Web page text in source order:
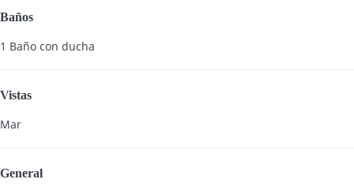
Baños
1 Baño con ducha
Vistas
Mar
General